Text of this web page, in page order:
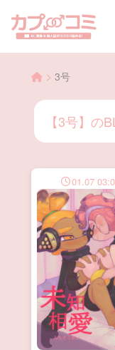
> 3号
【3号】の
01.07